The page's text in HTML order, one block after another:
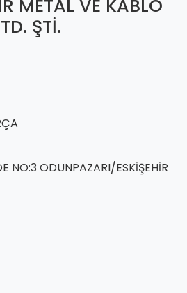
METAL VE KABLO
ŞTİ.
NO:3 ODUNPAZARI/ESKİŞEHİR